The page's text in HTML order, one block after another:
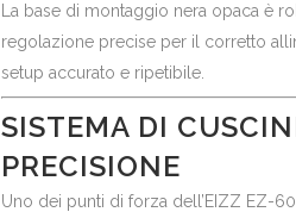
La base di montaggio nera opaca è
regolazione precise per il corretto
setup accurato e ripetibile.
SISTEMA DI
PRECISIONE
Uno dei punti di forza dell’EIZZ EZ-